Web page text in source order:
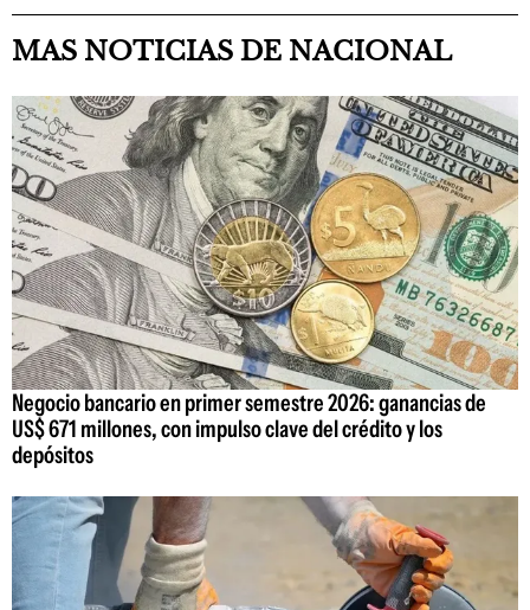
MAS NOTICIAS DE NACIONAL
Negocio bancario en primer semestre 2026: ganancias de
US$ 671 millones, con impulso clave del crédito y los
depósitos